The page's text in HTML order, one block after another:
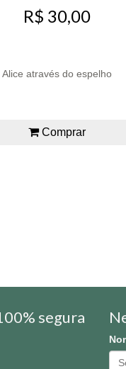
R$ 30,00
Alice através do espelho
Comprar
segura